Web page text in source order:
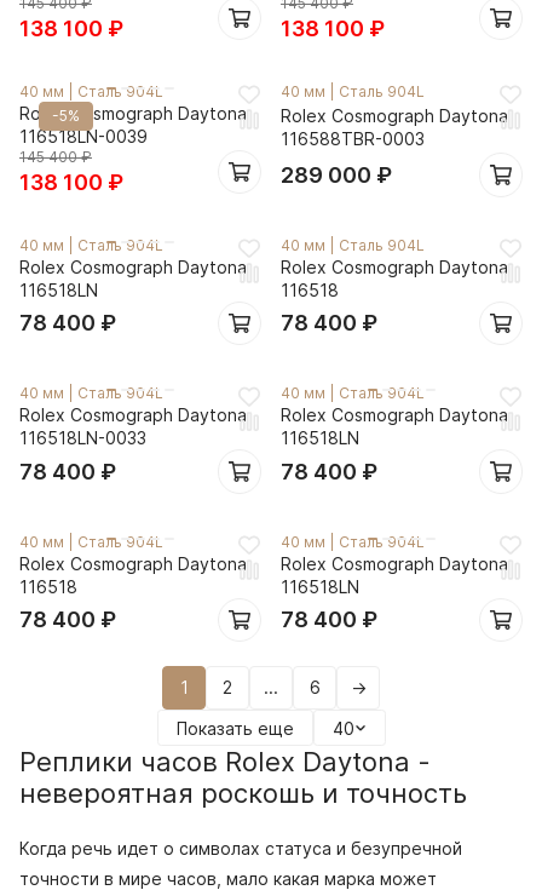
138 100 ₽ 138 100 ₽
-5%
40 мм Сталь 904L
Rolex Cosmograph Daytona
116518LN-0039
145 400₽
138 100 ₽
40 мм Сталь 904L
Rolex Cosmograph Daytona
116588TBR-0003
289 000 ₽
40 мм Сталь 904L
Rolex Cosmograph Daytona
116518LN
78 400 ₽
40 мм Сталь 904L
Rolex Cosmograph Daytona
116518
78 400 ₽
40 мм Сталь 904L
Rolex Cosmograph Daytona
116518LN-0033
78 400 ₽
40 мм Сталь 904L
Rolex Cosmograph Daytona
116518LN
78 400 ₽
40 мм Сталь 904L
Rolex Cosmograph Daytona
116518
78 400 ₽
40 мм Сталь 904L
Rolex Cosmograph Daytona
116518LN
78 400 ₽
1 2 ... 6
→
Показать еще
40
Реплики часов Rolex Daytona -
невероятная роскошь и точность
Когда речь идет о символах статуса и безупречной
точности в мире часов, мало какая марка может